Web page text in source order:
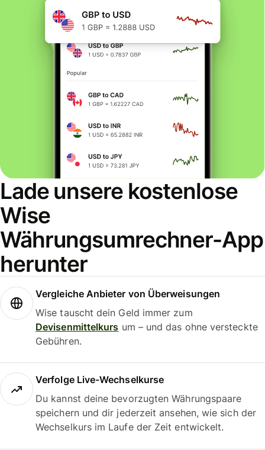
Lade unsere kostenlose
Wise
Währungsumrechner-App
herunter
Vergleiche Anbieter von Überweisungen
Wise tauscht dein Geld immer zum
Devisenmittelkurs um – und das ohne versteckte
Gebühren.
Verfolge Live-Wechselkurse
Du kannst deine bevorzugten Währungspaare
speichern und dir jederzeit ansehen, wie sich der
Wechselkurs im Laufe der Zeit entwickelt.